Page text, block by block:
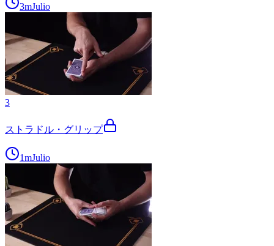
3mJulio
3
ストラドル・グリップ
1mJulio